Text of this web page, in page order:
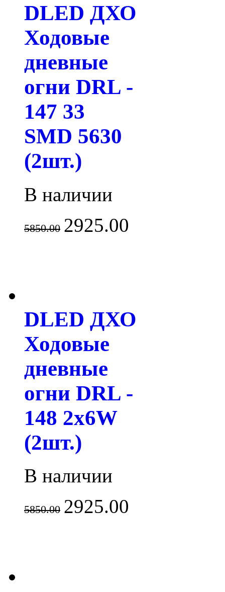
DLED ДХО
Ходовые
дневные
огни DRL -
147 33
SMD 5630
(2шт.)
В наличии
5850.00 2925.00
DLED ДХО
Ходовые
дневные
огни DRL -
148 2x6W
(2шт.)
В наличии
5850.00 2925.00